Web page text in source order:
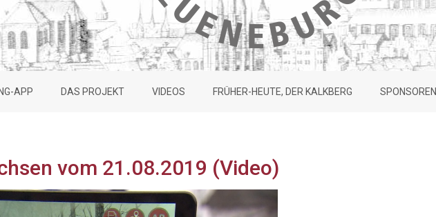
APP DAS PROJEKT VIDEOS FRÜHER-HEUTE, DER KALKBERG SPONSOREN
vom 21.08.2019 (Video)